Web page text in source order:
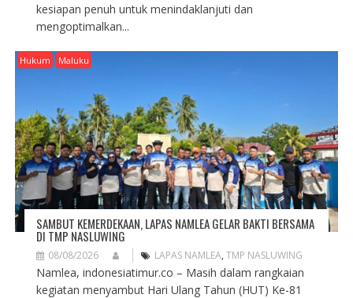
kesiapan penuh untuk menindaklanjuti dan
mengoptimalkan...
Hukum Maluku
SAMBUT KEMERDEKAAN, LAPAS NAMLEA GELAR BAKTI BERSAMA
DI TMP NASLUWING
08/08/2026 LAPAS NAMLEA, TMP NASLUWING
Namlea, indonesiatimur.co – Masih dalam rangkaian
kegiatan menyambut Hari Ulang Tahun (HUT) Ke-81